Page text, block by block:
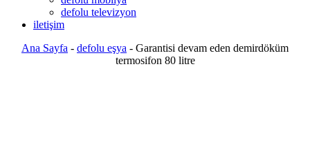
defolu televizyon
iletişim
Ana Sayfa - defolu eşya - Garantisi devam eden demirdöküm
termosifon 80 litre